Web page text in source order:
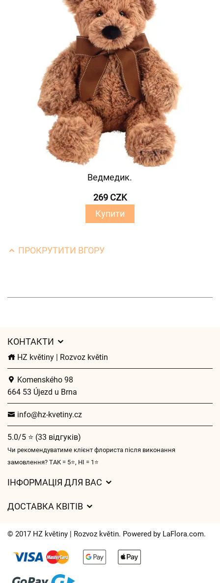
Ведмедик.
269 CZK
Купити
ПРОКРУТИТИ ВГОРУ
КОНТАКТИ
HZ květiny | Rozvoz květin
Komenského 98
664 53 Újezd u Brna
info@hz-kvetiny.cz
5.0/5 ⭐ (33 відгуків)
Чи рекомендуватиме клієнт флориста після виконання
замовлення? ТАК = 5⭐, НІ = 1⭐
ІНФОРМАЦІЯ ДЛЯ ВАС
Захист персональних даних
Час доставки квітів – огляд можливостей
ДОСТАВКА КВІТІВ
Куди ми доставляємо квіти
Файли cookie
© 2017 HZ květiny | Rozvoz květin. Powered by LaFlora.com.